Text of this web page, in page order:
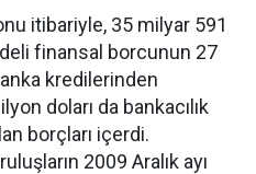
itibariyle, 35 milyar 591
finansal borcunun 27
kredilerinden
doları da bankacılık
borçları içerdi.
2009 Aralık ayı